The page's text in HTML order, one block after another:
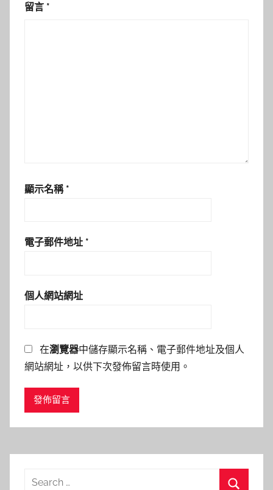
留言 *
顯示名稱 *
電子郵件地址 *
個人網站網址
在瀏覽器中儲存顯示名稱、電子郵件地址及個人
網站網址，以供下次發佈留言時使用。
Search